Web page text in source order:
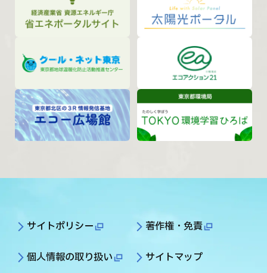
サイトポリシー 著作権・免責
個人情報の取り扱い サイトマップ